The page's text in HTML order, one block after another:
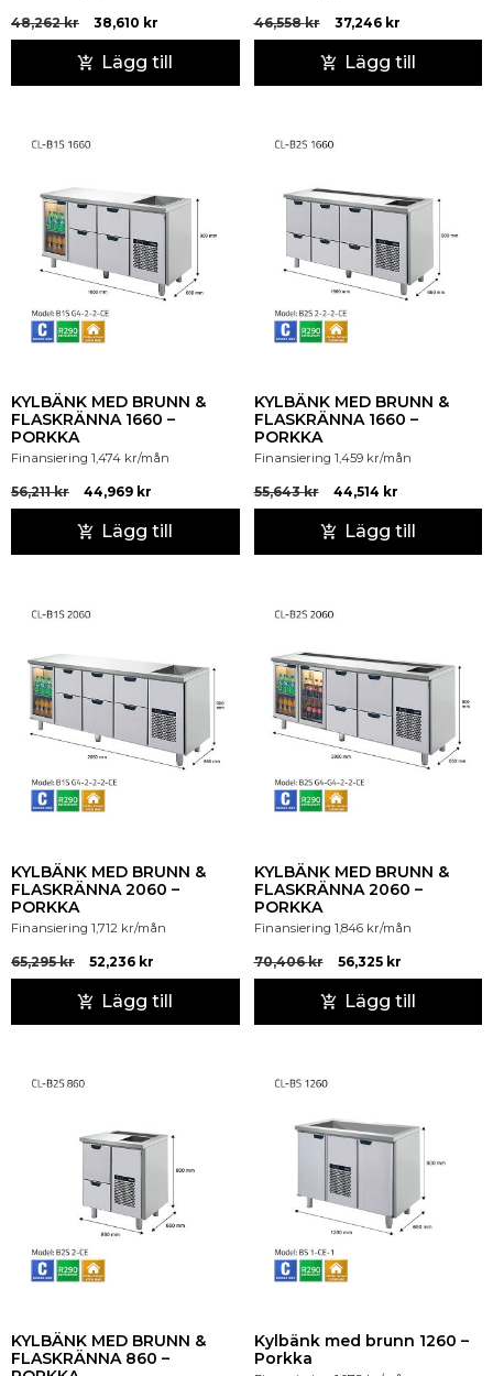
48,262kr 38,610 kr
Lägg till
46,558kr 37,246 kr
Lägg till
KYLBÄNK MED BRUNN &
FLASKRÄNNA 1660 –
PORKKA
Finansiering 1,474 kr/mån
56,211kr 44,969 kr
Lägg till
KYLBÄNK MED BRUNN &
FLASKRÄNNA 1660 –
PORKKA
Finansiering 1,459 kr/mån
55,643kr 44,514 kr
Lägg till
KYLBÄNK MED BRUNN &
FLASKRÄNNA 2060 –
PORKKA
Finansiering 1,712 kr/mån
65,295kr 52,236 kr
Lägg till
KYLBÄNK MED BRUNN &
FLASKRÄNNA 2060 –
PORKKA
Finansiering 1,846 kr/mån
70,406kr 56,325 kr
Lägg till
KYLBÄNK MED BRUNN &
FLASKRÄNNA 860 –
Kylbänk med brunn 1260 –
Porkka